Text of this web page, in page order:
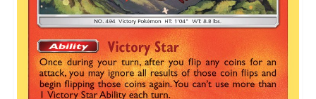
€1,02
Holofoil
Preise werden täglich aktualisiert.